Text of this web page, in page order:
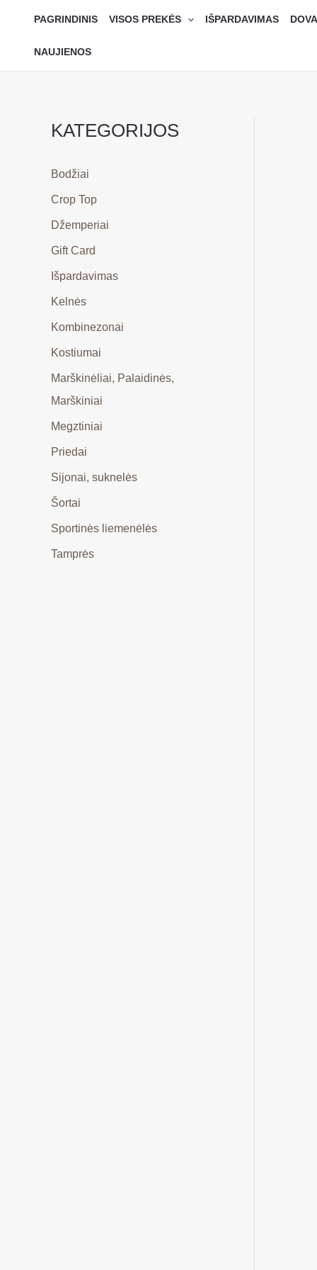
PAGRINDINIS VISOS PREKĖS IŠPARDAVIMAS
NAUJIENOS
KATEGORIJOS
Bodžiai
Crop Top
Džemperiai
Gift Card
Išpardavimas
Kelnės
Kombinezonai
Kostiumai
Marškinėliai, Palaidinės,
Marškiniai
Megztiniai
Priedai
Sijonai, suknelės
Šortai
Sportinės liemenėlės
Tamprės